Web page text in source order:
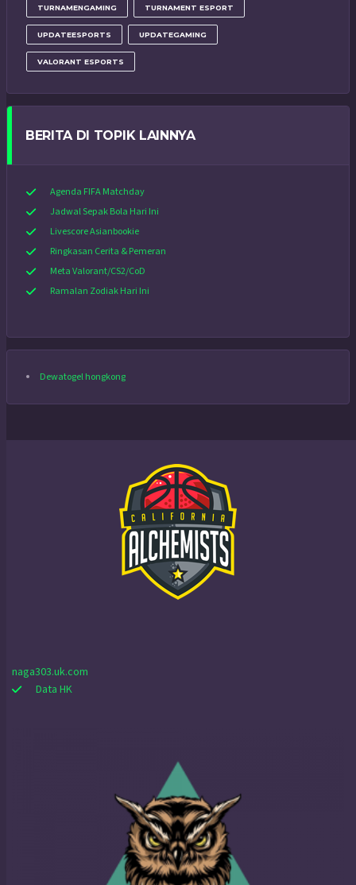
TURNAMENGAMING TURNAMENT ESPORT
UPDATEESPORTS UPDATEGAMING
VALORANT ESPORTS
BERITA DI TOPIK LAINNYA
Agenda FIFA Matchday
Jadwal Sepak Bola Hari Ini
Livescore Asianbookie
Ringkasan Cerita & Pemeran
Meta Valorant/CS2/CoD
Ramalan Zodiak Hari Ini
Dewatogel hongkong
naga303.uk.com
Data HK